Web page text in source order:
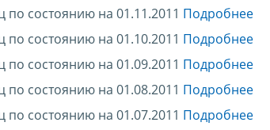
по состоянию на 01.11.2011 Подробнее
по состоянию на 01.10.2011 Подробнее
по состоянию на 01.09.2011 Подробнее
по состоянию на 01.08.2011 Подробнее
по состоянию на 01.07.2011 Подробнее